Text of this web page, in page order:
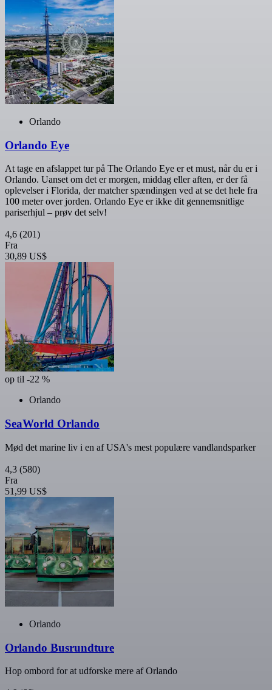
Orlando
Orlando Eye
At tage en afslappet tur på The Orlando Eye er et must, når du er i
Orlando. Uanset om det er morgen, middag eller aften, er der få
oplevelser i Florida, der matcher spændingen ved at se det hele fra
100 meter over jorden. Orlando Eye er ikke dit gennemsnitlige
pariserhjul – prøv det selv!
4,6 (201)
Fra
30,89 US$
op til -22 %
Orlando
SeaWorld Orlando
Mød det marine liv i en af USA's mest populære vandlandsparker
4,3 (580)
Fra
51,99 US$
Orlando
Orlando Busrundture
Hop ombord for at udforske mere af Orlando